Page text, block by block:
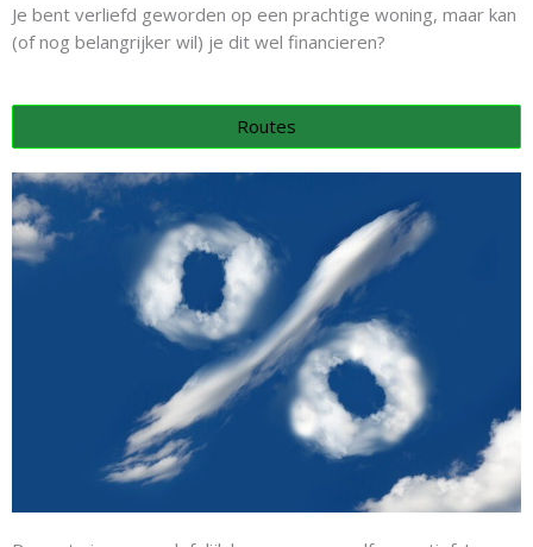
Je bent verliefd geworden op een prachtige woning, maar kan
(of nog belangrijker wil) je dit wel financieren?
Routes